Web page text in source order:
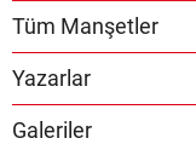
Tüm Manşetler
Yazarlar
Galeriler